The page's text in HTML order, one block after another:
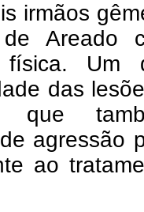
irmãos
Areado
Um
das
que
agressão
ao